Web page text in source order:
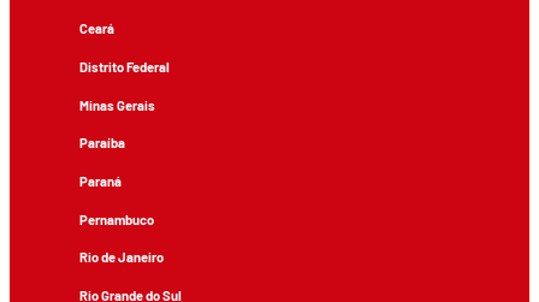
Ceará
Distrito Federal
Minas Gerais
Paraíba
Paraná
Pernambuco
Rio de Janeiro
Rio Grande do Sul